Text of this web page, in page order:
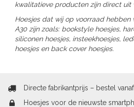
kwalitatieve producten zijn direct uit
Hoesjes dat wij op voorraad hebben
A30 zijn zoals: bookstyle hoesjes,
siliconen hoesjes, insteekhoesjes,
hoesjes en back cover hoesjes.
Directe fabrikantprijs – bestel
Hoesjes voor de nieuwste